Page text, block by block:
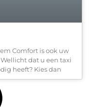
Comfort is ook uw
dat u een taxi
heeft? Kies dan